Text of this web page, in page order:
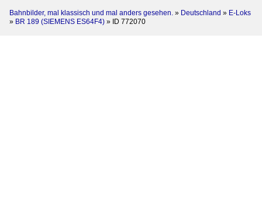
Bahnbilder, mal klassisch und mal anders gesehen. » Deutschland » E-Loks
» BR 189 (SIEMENS ES64F4) » ID 772070